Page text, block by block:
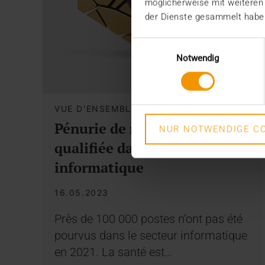
möglicherweise mit
der Dienste gesammelt
Einwilligungsauswahl
Notwendig
NUR NOTWENDIGE
VUE D'ENSEMBLE
Pénurie de main d’œuvre
qualifiée dans le secteur
informatique
16.05.2023
Près de 100 000 postes n’ont pas été
pourvus dans le secteur informatique
en 2021. La santé est…